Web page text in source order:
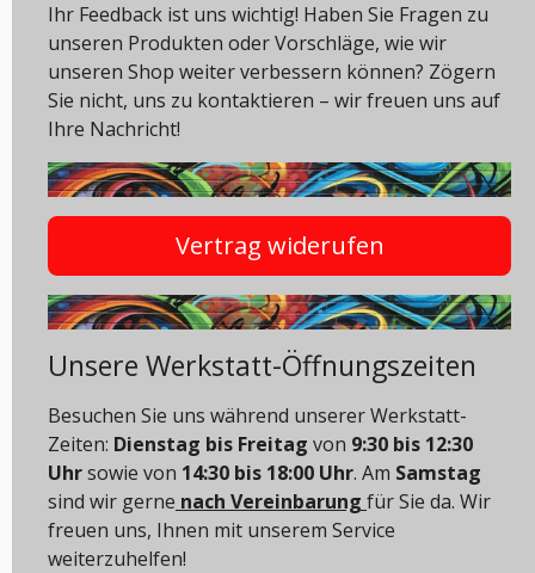
Ihr Feedback ist uns wichtig! Haben Sie Fragen zu
unseren Produkten oder Vorschläge, wie wir
unseren Shop weiter verbessern können? Zögern
Sie nicht, uns zu kontaktieren – wir freuen uns auf
Ihre Nachricht!
Vertrag widerufen
Unsere Werkstatt-Öffnungszeiten
Besuchen Sie uns während unserer Werkstatt-
Zeiten: Dienstag bis Freitag von 9:30 bis 12:30
Uhrsowie von 14:30 bis 18:00 Uhr. Am Samstag
sind wir gerne nach Vereinbarung für Sie da. Wir
freuen uns, Ihnen mit unserem Service
weiterzuhelfen!